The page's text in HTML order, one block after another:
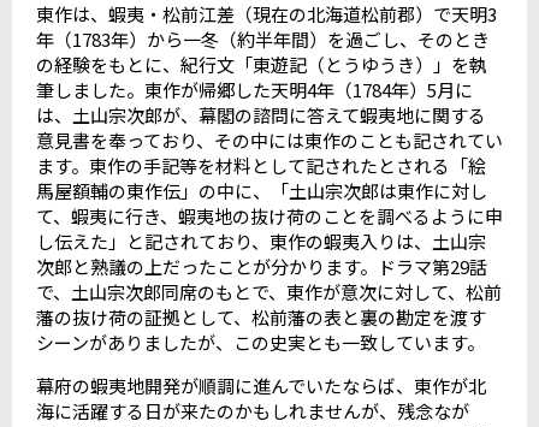
東作は、蝦夷・松前江差（現在の北海道松前郡）で天明3
年（1783年）から一冬（約半年間）を過ごし、そのとき
の経験をもとに、紀行文「東遊記（とうゆうき）」を執
筆しました。東作が帰郷した天明4年（1784年） 5月に
は、土山宗次郎が、幕閣の諮問に答えて蝦夷地に関する
意見書を奉っており、その中には東作のことも記されてい
ます。東作の手記等を材料として記されたとされる「絵
馬屋額輔の東作伝」の中に、「土山宗次郎は東作に対し
て、蝦夷に行き、蝦夷地の抜け荷のことを調べるように申
し伝えた」と記されており、東作の蝦夷入りは、土山宗
次郎と熟議の上だったことが分かります。ドラマ第29話
で、土山宗次郎同席のもとで、東作が意次に対して、松前
藩の抜け荷の証拠として、松前藩の表と裏の勘定を渡す
シーンがありましたが、この史実とも一致しています。
幕府の蝦夷地開発が順調に進んでいたならば、東作が北
海に活躍する日が来たのかもしれませんが、残念なが